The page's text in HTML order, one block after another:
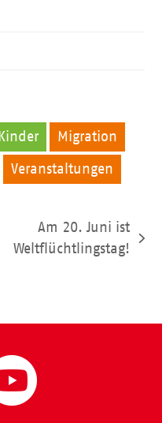
Kinder Migration
Veranstaltungen
Nächster
Am 20. Juni ist
Weltflüchtlingstag!